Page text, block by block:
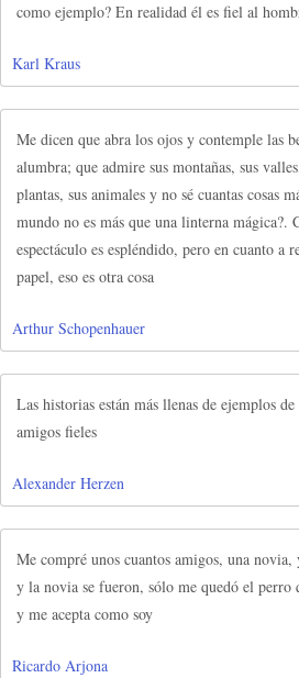
como ejemplo? En realidad él es fiel al
Karl Kraus
Me dicen que abra los ojos y contemple las
alumbra; que admire sus montañas, sus
plantas, sus animales y no sé cuantas cosas
mundo no es más que una linterna mágica?.
espectáculo es espléndido, pero en cuanto a
papel, eso es otra cosa
Arthur Schopenhauer
Las historias están más llenas de ejemplos
amigos fieles
Alexander Herzen
Me compré unos cuantos amigos, una
y la novia se fueron, sólo me quedó el perro
y me acepta como soy
Ricardo Arjona